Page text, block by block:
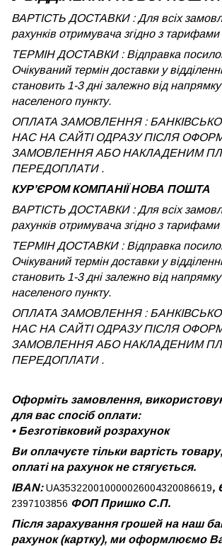
ВАРТІСТЬ ДОСТАВКИ : Для всіх
рахунків отримувача згідно з
ТЕРМІН ДОСТАВКИ : Відправка
Очікуваний термін доставки у
становить 1-3 дні залежно від
населеного пункту.
ОПЛАТА ЗАМОВЛЕННЯ :
НАС НА САЙТІ ОДРАЗУ ПІСЛЯ
ЗАМОВЛЕННЯ АБО НАКЛАДЕНИМ
ПЕРЕДОПЛАТИ .
КУРʼЄРОМ КОМПАНІЇ НОВА ПОШТА
ВАРТІСТЬ ДОСТАВКИ : Для всіх
рахунків отримувача згідно з
ТЕРМІН ДОСТАВКИ : Відправка
Очікуваний термін доставки у
становить 1-3 дні залежно від
населеного пункту.
ОПЛАТА ЗАМОВЛЕННЯ :
НАС НА САЙТІ ОДРАЗУ ПІСЛЯ
ЗАМОВЛЕННЯ АБО НАКЛАДЕНИМ
ПЕРЕДОПЛАТИ .
Оформіть замовлення,
для вас спосіб оплати:
• Безготівковий розрахунок
Ви оплачуєте тільки вартість
оплаті на рахунок не стягується.
IBAN:UA353220010000026004320086619,
2397103856 ФОП Пришко С.П.
Після зарахування грошей на наш
рахунок (картку), ми оформлюємо